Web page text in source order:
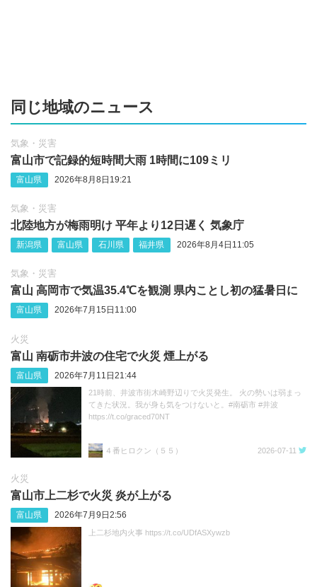
同じ地域のニュース
気象・災害
富山市で記録的短時間大雨 1時間に109ミリ
富山県 2026年8月8日19:21
気象・災害
北陸地方が梅雨明け 平年より12日遅く 気象庁
新潟県 富山県 石川県 福井県 2026年8月4日11:05
気象・災害
富山 高岡市で気温35.4℃を観測 県内ことし初の猛暑日に
富山県 2026年7月15日11:00
火災
富山 南砺市井波の住宅で火災 煙上がる
富山県 2026年7月11日21:44
21時前、井波市街木崎野辺りで火災発生。 火の勢いは弱まっ
てきた状況。我が身も気をつけないと。#南砺市 #井波
https://t.co/graced70NT
４番ヒロクン（５５） 2026-07-11
火災
富山市上二杉で火災 炎が上がる
富山県 2026年7月9日2:56
上二杉地内火事 https://t.co/UDfASXywzb